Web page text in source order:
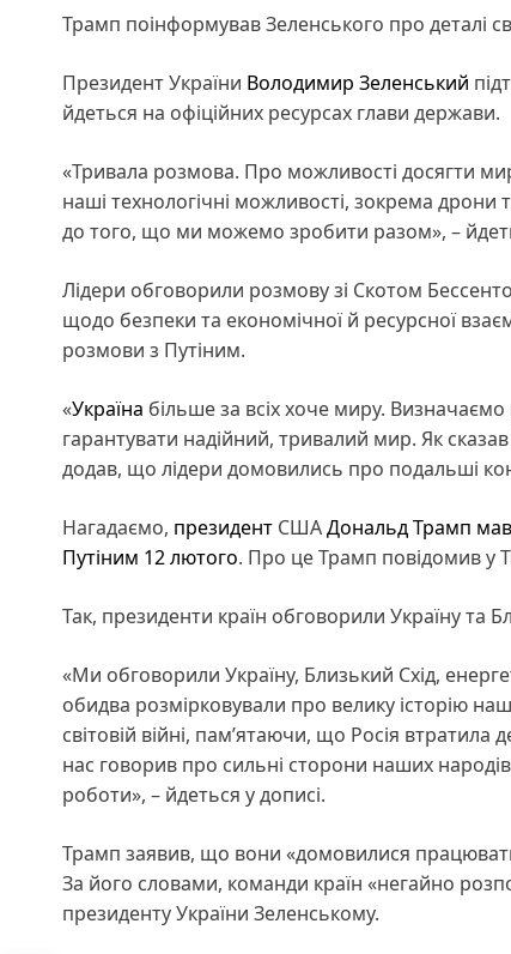
Трамп поінформував Зеленського про деталі
Президент України Володимир Зеленський
йдеться на офіційних ресурсах глави держави.
«Тривала розмова. Про можливості досягти
наші технологічні можливості, зокрема дрони
до того, що ми можемо зробити разом», –
Лідери обговорили розмову зі Скотом
щодо безпеки та економічної й ресурсної
розмови з Путіним.
«Україна більше за всіх хоче миру.
гарантувати надійний, тривалий мир. Як
додав, що лідери домовились про подальші
Нагадаємо, президент СШАДональд Трамп
Путіним 12 лютого. Про це Трамп повідомив у
Так, президенти країн обговорили Україну та
«Ми обговорили Україну, Близький Схід,
обидва розмірковували про велику історію
світовій війні, пам’ятаючи, що Росія
нас говорив про сильні сторони наших
роботи», – йдеться у дописі.
Трамп заявив, що вони «домовилися працювати
За його словами, команди країн «негайно
президенту України Зеленському.